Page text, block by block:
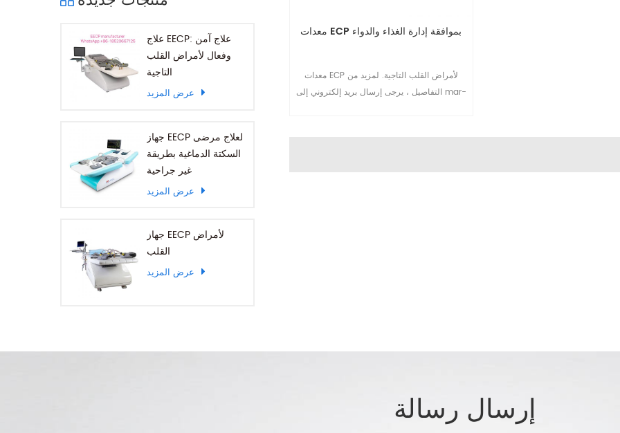
علاج EECP: علاج آمن
وفعال لأمراض القلب
التاجية
عرض المزيد
جهاز EECP لعلاج مرضى
السكتة الدماغية بطريقة
غير جراحية
عرض المزيد
جهاز EECP لأمراض
القلب
عرض المزيد
معدات ECP بموافقة إدارة الغذاء والدواء
معدات ECP لأمراض القلب التاجية. لمزيد من
التفاصيل ، يرجى إرسال بريد إلكتروني إلى mar-
إرسال رسالة